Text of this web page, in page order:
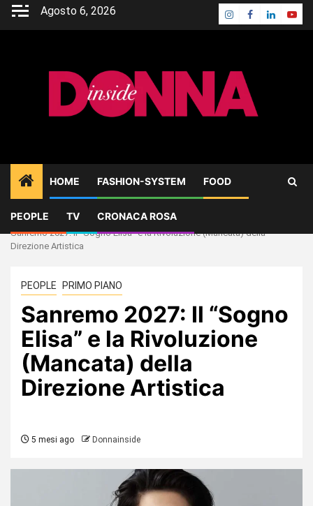
Skip
Agosto 6, 2026 Instagram
Facebook
Linkedin
HOME FASHION-SYSTEM FOOD
PEOPLE TV CRONACA ROSA
Home
PEOPLE
Sanremo 2027: Il “Sogno Elisa” e la Rivoluzione (Mancata) della
Direzione Artistica
PEOPLE PRIMO PIANO
Sanremo 2027: Il “Sogno
Elisa” e la Rivoluzione
(Mancata) della
Direzione Artistica
5 mesi ago Donnainside